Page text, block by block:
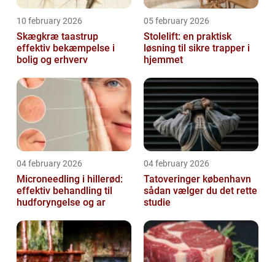
10 february 2026
Skægkræ taastrup
effektiv bekæmpelse i
bolig og erhverv
05 february 2026
Stolelift: en praktisk
løsning til sikre trapper i
hjemmet
04 february 2026
Microneedling i hillerød:
effektiv behandling til
hudforyngelse og ar
04 february 2026
Tatoveringer københavn
sådan vælger du det rette
studie